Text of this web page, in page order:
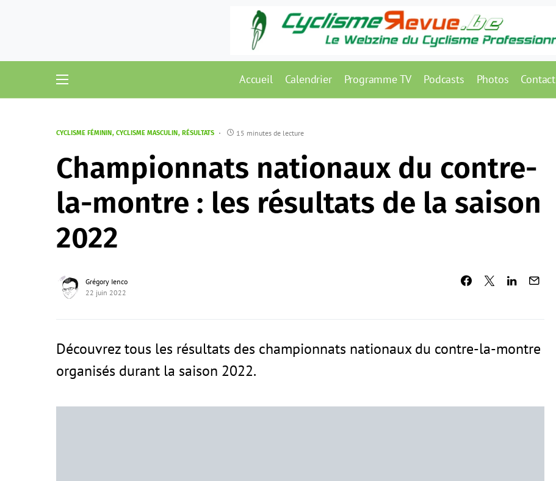
Accueil Calendrier Programme TV Podcasts Photos Contact
CYCLISME FÉMININ CYCLISME MASCULIN RÉSULTATS 15 minutes de lecture
Championnats nationaux du contre-
la-montre : les résultats de la saison
2022
Grégory Ienco
22 juin 2022
Découvrez tous les résultats des championnats nationaux du contre-la-montre
organisés durant la saison 2022.